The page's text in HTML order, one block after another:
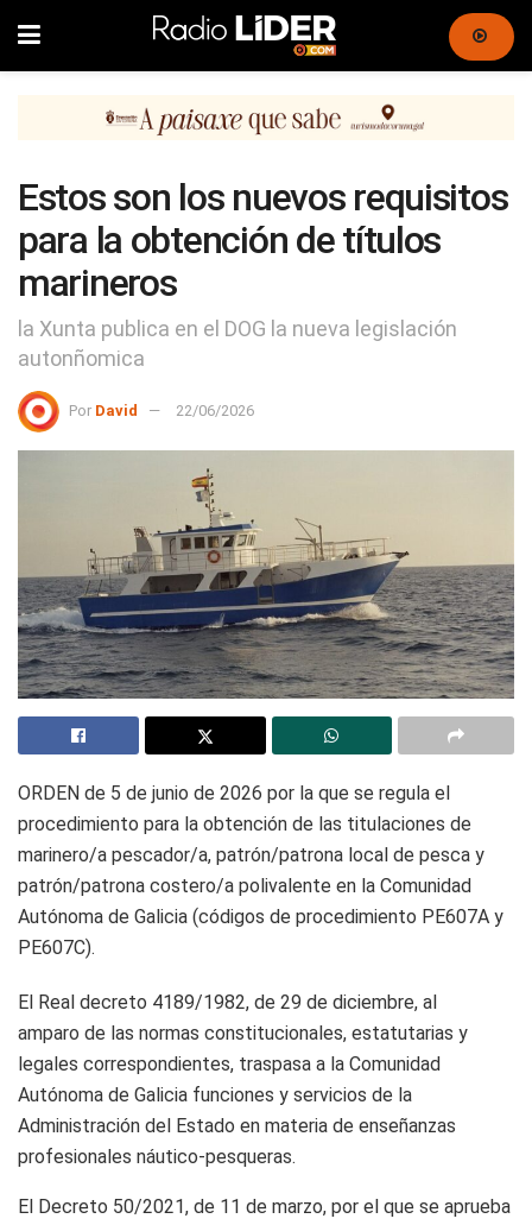
Estos son los nuevos requisitos
para la obtención de títulos
marineros
la Xunta publica en el DOG la nueva legislación
autonñomica
Por David 22/06/2026
ORDEN de 5 de junio de 2026 por la que se regula el
procedimiento para la obtención de las titulaciones de
marinero/a pescador/a, patrón/patrona local de pesca y
patrón/patrona costero/a polivalente en la Comunidad
Autónoma de Galicia (códigos de procedimiento PE607A y
PE607C).
El Real decreto 4189/1982, de 29 de diciembre, al
amparo de las normas constitucionales, estatutarias y
legales correspondientes, traspasa a la Comunidad
Autónoma de Galicia funciones y servicios de la
Administración del Estado en materia de enseñanzas
profesionales náutico-pesqueras.
El Decreto 50/2021, de 11 de marzo, por el que se aprueba